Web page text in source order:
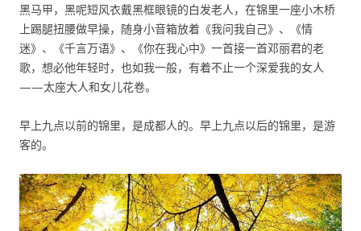
黑马甲，黑呢短风衣戴黑框眼镜的白发老人，在锦里一座小木桥
上踢腿扭腰做早操，随身小音箱放着《我问我自己》、《情
迷》、《千言万语》、《你在我心中》一首接一首邓丽君的老
歌，想必他年轻时，也如我一般，有着不止一个深爱我的女人
——太座大人和女儿花卷。
早上九点以前的锦里，是成都人的。早上九点以后的锦里，是游
客的。